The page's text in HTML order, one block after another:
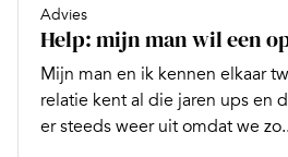
Advies
Help: mijn man wil een
Mijn man en ik kennen elkaar
relatie kent al die jaren ups en
er steeds weer uit omdat we